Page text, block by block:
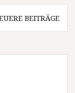
BEITRÄGE